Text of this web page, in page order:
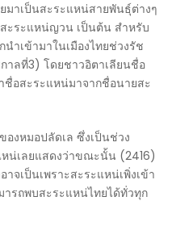
มาเป็นสะระแหน่สายพันธุ์ต่างๆ
ะระแหน่ญวน เป็นต้น สำหรับ
ำเข้ามาในเมืองไทยช่วงรัช
าลที่3) โดยชาวอิตาเลียนชื่อ
อสะระแหน่มาจากชื่อนายสะ
งหมอปลัดเล ซึ่งเป็นช่วง
น่เลยแสดงว่าขณะนั้น (2416)
จเป็นเพราะสะระแหน่เพิ่งเข้า
รถพบสะระแหน่ไทยได้ทั่วทุก